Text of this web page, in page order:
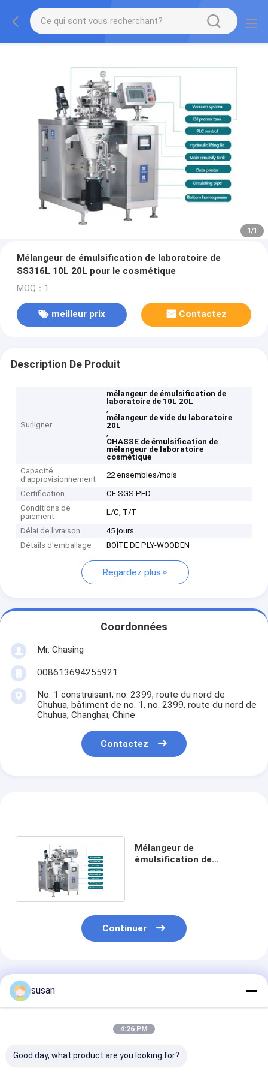
1/1
Mélangeur de émulsification de laboratoire de
SS316L 10L 20L pour le cosmétique
MOQ：1
meilleur prix Contactez
Description De Produit
Surligner
mélangeur de émulsification de
laboratoire de 10L 20L
,
mélangeur de vide du laboratoire
20L
,
CHASSE de émulsification de
mélangeur de laboratoire
cosmétique
Capacité
d'approvisionnement
22 ensembles/mois
Certification
CE SGS PED
Conditions de
paiement
L/C, T/T
Délai de livraison
45 jours
Détails d'emballage
BOÎTE DE PLY-WOODEN
Regardez plus
Coordonnées
Mr. Chasing
008613694255921
No. 1 construisant, no. 2399, route du nord de
Chuhua, bâtiment de no. 1, no. 2399, route du nord de
Chuhua, Changhaï, Chine
Contactez
Mélangeur de
émulsification de
Continuer
Produits Recommandés
susan
4:26 PM
Good day, what product are you looking for?